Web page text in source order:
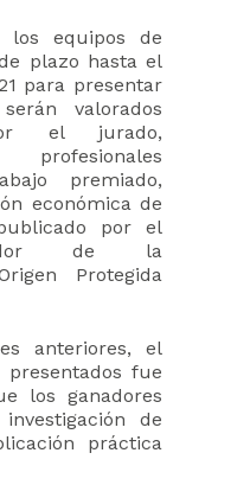
los equipos de
plazo hasta el
para presentar
valorados
el jurado,
premiado,
económica de
por el
de la
Protegida
anteriores, el
fue
los ganadores
de
práctica